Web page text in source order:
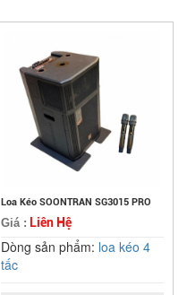
Loa Kéo SOONTRAN SG3015 PRO
Giá : Liên Hệ
Dòng sản phẩm: loa kéo 4
tấc